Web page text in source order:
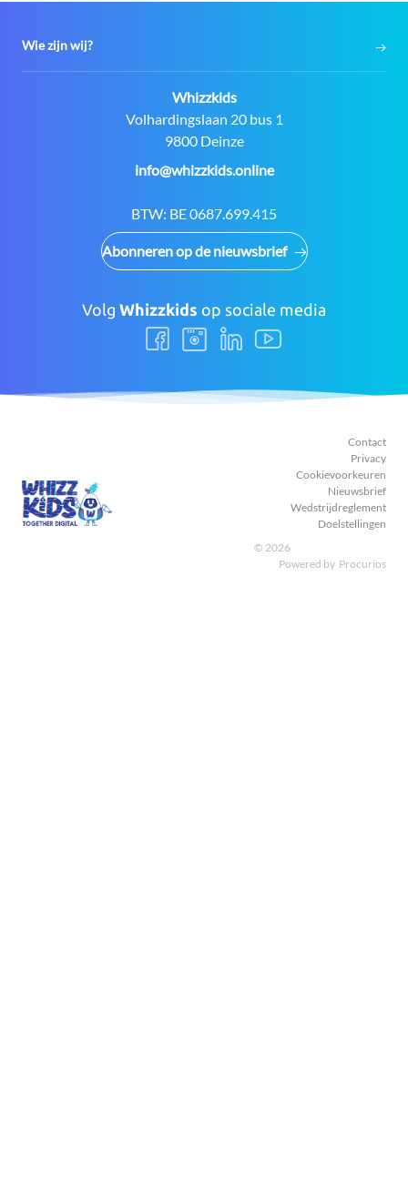
Wie zijn wij?
Contact:
Whizzkids
Adres:
Volhardingslaan 20 bus 1
9800 Deinze
E-
info@whizzkids.online
BTW: BE 0687.699.415
Abonneren op de nieuwsbrief
Volg Whizzkids op sociale media
Volg
ons
Volg
ons
Volg
ons
Volg
ons
Contact
Privacy
Cookievoorkeuren
Nieuwsbrief
Wedstrijdreglement
Doelstellingen
© 2026
Powered by Procurios